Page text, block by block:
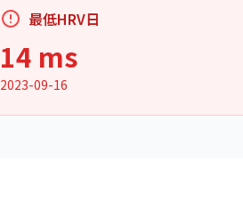
最低HRV日
14 ms
2023-09-16